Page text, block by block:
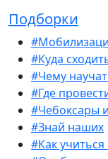
Подборки
#Куда
#Чему
#Где
#Чебоксары
#Знай наших
#Как